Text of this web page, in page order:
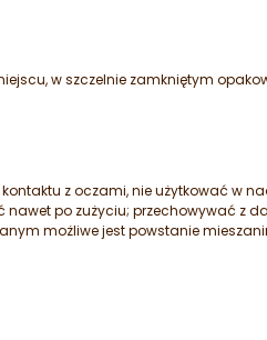
w szczelnie zamkniętym
z oczami, nie użytkować w
po zużyciu; przechowywać z
możliwe jest powstanie